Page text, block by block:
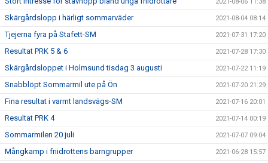
Skärgårdslopp i härligt sommarväder 2021-08-04 08:14
Tjejerna fyra på Stafett-SM 2021-07-31 17:20
Resultat PRK 5 & 6 2021-07-28 17:30
Skärgårdsloppet i Holmsund tisdag 3 augusti 2021-07-22 11:19
Snabblöpt Sommarmil ute på Ön 2021-07-20 21:29
Fina resultat i varmt landsvägs-SM 2021-07-16 20:01
Resultat PRK 4 2021-07-14 00:19
Sommarmilen 20 juli 2021-07-07 09:04
Mångkamp i friidrottens barngrupper 2021-06-28 15:57